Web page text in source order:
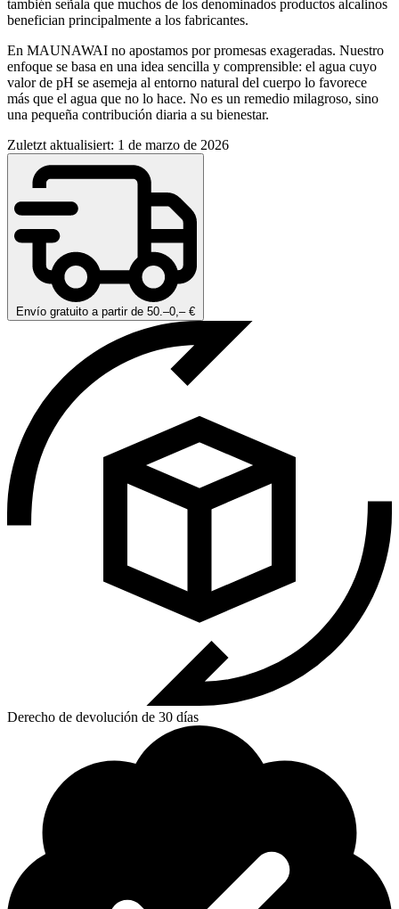
también señala que muchos de los denominados productos alcalinos
benefician principalmente a los fabricantes.
En MAUNAWAI no apostamos por promesas exageradas. Nuestro
enfoque se basa en una idea sencilla y comprensible: el agua cuyo
valor de pH se asemeja al entorno natural del cuerpo lo favorece
más que el agua que no lo hace. No es un remedio milagroso, sino
una pequeña contribución diaria a su bienestar.
Zuletzt aktualisiert: 1 de marzo de 2026
Envío gratuito a partir de 50.–0,– €
Derecho de devolución de 30 días